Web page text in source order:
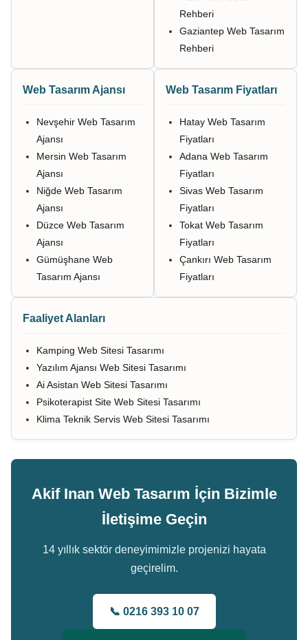
Rehberi
Gaziantep Web Tasarım
Rehberi
Web Tasarım Ajansı
Nevşehir Web Tasarım
Ajansı
Mersin Web Tasarım
Ajansı
Niğde Web Tasarım
Ajansı
Düzce Web Tasarım
Ajansı
Gümüşhane Web
Tasarım Ajansı
Web Tasarım Fiyatları
Hatay Web Tasarım
Fiyatları
Adana Web Tasarım
Fiyatları
Sivas Web Tasarım
Fiyatları
Tokat Web Tasarım
Fiyatları
Çankırı Web Tasarım
Fiyatları
Faaliyet Alanları
Kamping Web Sitesi Tasarımı
Yazılım Ajansı Web Sitesi Tasarımı
Ai Asistan Web Sitesi Tasarımı
Psikoterapist Site Web Sitesi Tasarımı
Klima Teknik Servis Web Sitesi Tasarımı
Akif Inan Web Tasarım İçin Bizimle
İletişime Geçin
14 yıllık sektör deneyimimizle projenizi hayata
geçirelim.
📞 0216 393 10 07